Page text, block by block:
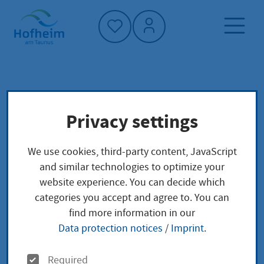
Home"
RSS-Feed
Sie möchten über alle aktuellen Meldungen Ihrer
Stadtverwaltung sofort informiert sein, ohne alle
relevanten Seiten im Auge behalten zu müssen? Sie
Privacy settings
We use cookies, third-party content, JavaScript
and similar technologies to optimize your
website experience. You can decide which
categories you accept and agree to. You can
find more information in our
Data protection notices / Imprint.
O
Required